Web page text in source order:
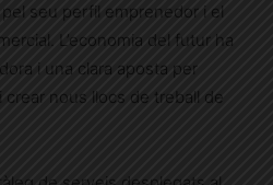
seu perfil emprenedor i el
L’economia del futur ha
i una clara aposta per
i crear nous llocs de treball de